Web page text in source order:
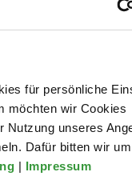
für persönliche
möchten wir Cookies
Nutzung unseres
Dafür bitten wir
| Impressum
wo sie